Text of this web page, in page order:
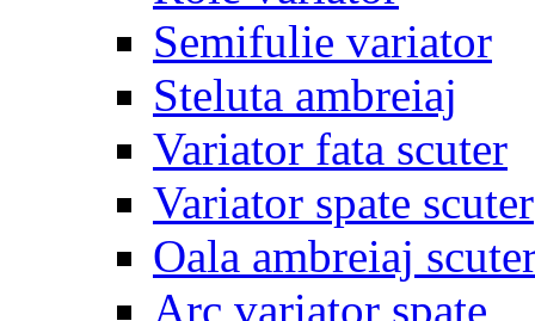
Semifulie variator
Steluta ambreiaj
Variator fata scuter
Variator spate scuter
Oala ambreiaj
Arc variator spate